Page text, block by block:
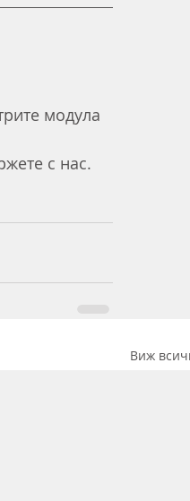
модула
с нас.
Виж